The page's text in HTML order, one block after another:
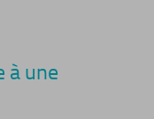
à une